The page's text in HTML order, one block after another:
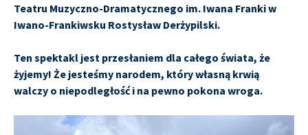
Teatru Muzyczno-Dramatycznego im. Iwana Franki w
Iwano-Frankiwsku Rostysław Derżypilski.
Ten spektakl jest przesłaniem dla całego świata, że
żyjemy! Że jesteśmy narodem, który własną krwią
walczy o niepodległość i na pewno pokona wroga.